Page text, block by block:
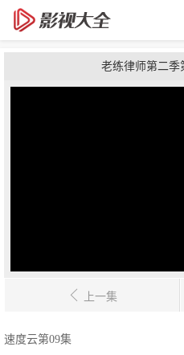
老练律师第二季
上一集
速度云第09集